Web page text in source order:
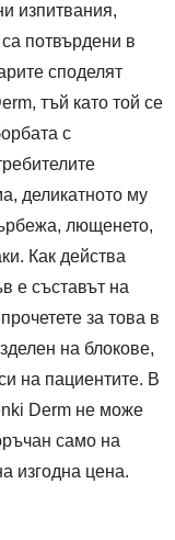
изпитвания,
потвърдени в
споделят
тъй като той се
с
деликатното му
лющенето,
Как действа
е съставът на
за това в
на блокове,
на пациентите. В
Derm не може
само на
изгодна цена.